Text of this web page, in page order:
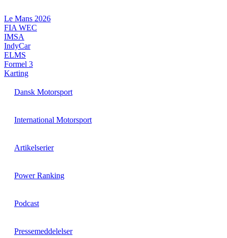
til
indhold
Le Mans 2026
FIA WEC
IMSA
IndyCar
ELMS
Formel 3
Karting
Dansk Motorsport
International Motorsport
Artikelserier
Power Ranking
Podcast
Pressemeddelelser